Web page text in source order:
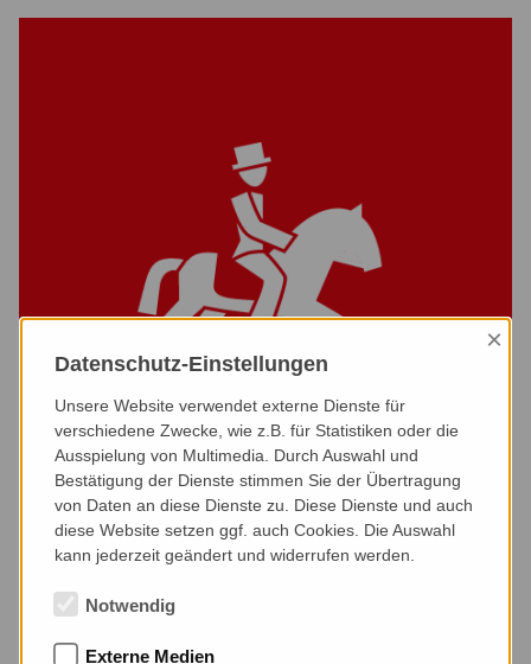
Datenschutz-Einstellungen
×
Unsere Website verwendet externe Dienste für
verschiedene Zwecke, wie z.B. für Statistiken oder die
Ausspielung von Multimedia. Durch Auswahl und
Bestätigung der Dienste stimmen Sie der Übertragung
von Daten an diese Dienste zu. Diese Dienste und auch
diese Website setzen ggf. auch Cookies. Die Auswahl
kann jederzeit geändert und widerrufen werden.
Notwendig
Externe Medien